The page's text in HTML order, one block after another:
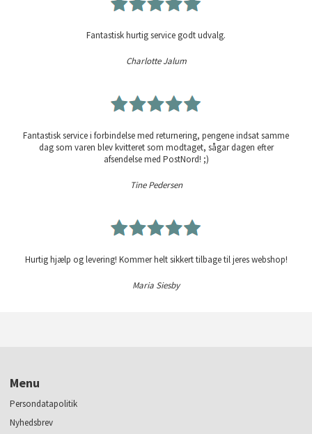
Fantastisk hurtig service godt udvalg.
Charlotte Jalum
Fantastisk service i forbindelse med returnering, pengene indsat samme
dag som varen blev kvitteret som modtaget, sågar dagen efter
afsendelse med PostNord! ;)
Tine Pedersen
Hurtig hjælp og levering! Kommer helt sikkert tilbage til jeres webshop!
Maria Siesby
Menu
Persondatapolitik
Nyhedsbrev